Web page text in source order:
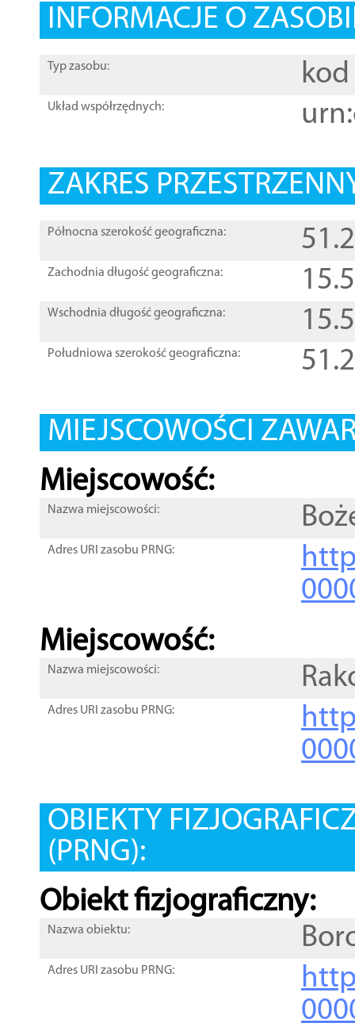
INFORMACJE O
Typ zasobu: kod
Układ współrzędnych:
ZAKRES
Północna szerokość geograficzna:
Zachodnia długość geograficzna:
Wschodnia długość geograficzna:
Południowa szerokość geograficzna:
MIEJSCOWOŚCI
Miejscowość:
Nazwa miejscowości:
Adres URI zasobu PRNG:
Miejscowość:
Nazwa miejscowości:
Adres URI zasobu PRNG:
OBIEKTY
(PRNG):
Obiekt fizjograficzny:
Nazwa obiektu:
Adres URI zasobu PRNG: